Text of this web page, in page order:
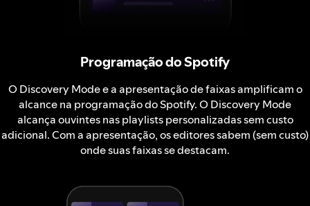
Programação do Spotify
O Discovery Mode e a apresentação de faixas amplificam o
alcance na programação do Spotify. O Discovery Mode
alcança ouvintes nas playlists personalizadas sem custo
adicional. Com a apresentação, os editores sabem (sem custo)
onde suas faixas se destacam.